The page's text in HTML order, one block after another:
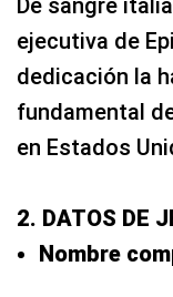
De sangre
ejecutiva de
dedicación la
fundamental
en Estados
2. DATOS DE
Nombre